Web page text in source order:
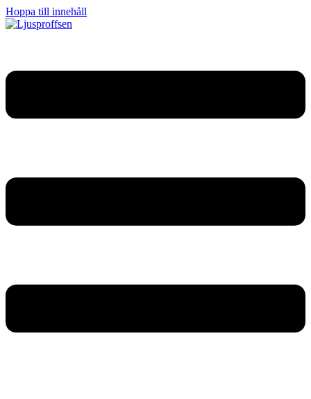
Hoppa till innehåll